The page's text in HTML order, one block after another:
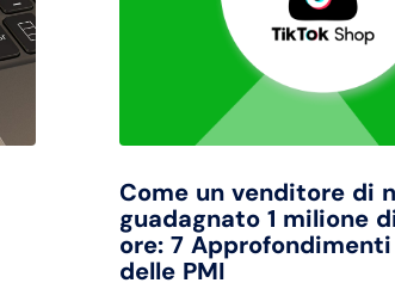
Come un venditore di
guadagnato 1 milione
ore: 7
delle PMI